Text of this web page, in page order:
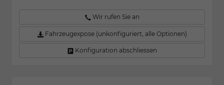
Wir rufen Sie an
Fahrzeugexpose (unkonfiguriert, alle Optionen)
Konfiguration abschliessen